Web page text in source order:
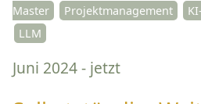
Master
Projektmanagement
LLM
Juni 2024 - jetzt